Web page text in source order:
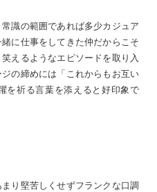
識の範囲であれば多少カジュア
に仕事をしてきた仲だからこそ
えるようなエピソードを取り入
の締めには「これからもお互い
を祈る言葉を添えると好印象で
り堅苦しくせずフランクな口調